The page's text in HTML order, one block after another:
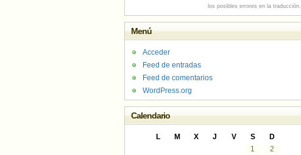
los posibles errores en la traducción.
Menú
Acceder
Feed de entradas
Feed de comentarios
WordPress.org
Calendario
L M X J V S
D
1
2